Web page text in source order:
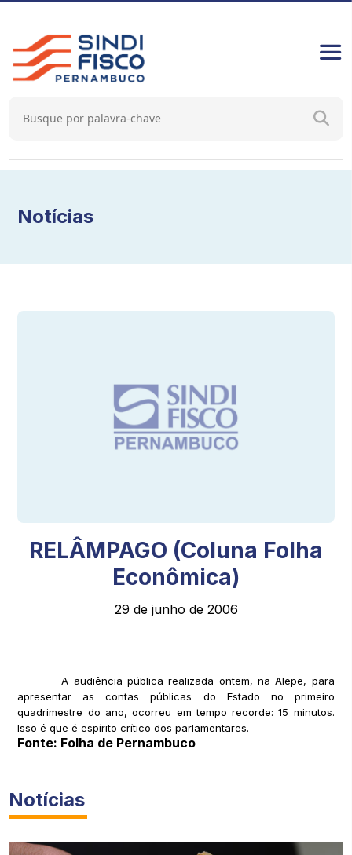
Notícias
RELÂMPAGO (Coluna Folha
Econômica)
29 de junho de 2006
A audiência pública realizada ontem, na Alepe, para
apresentar as contas públicas do Estado no primeiro
quadrimestre do ano, ocorreu em tempo recorde: 15 minutos.
Isso é que é espírito crítico dos parlamentares.
Fonte: Folha de Pernambuco
Notícias